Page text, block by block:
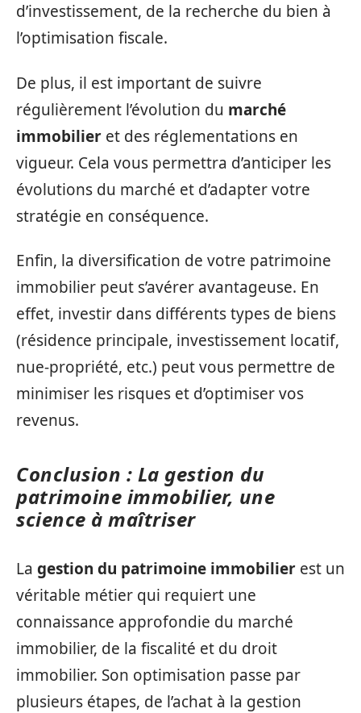
d’investissement, de la recherche du bien à
l’optimisation fiscale.
De plus, il est important de suivre
régulièrement l’évolution du marché
immobilier et des réglementations en
vigueur. Cela vous permettra d’anticiper les
évolutions du marché et d’adapter votre
stratégie en conséquence.
Enfin, la diversification de votre patrimoine
immobilier peut s’avérer avantageuse. En
effet, investir dans différents types de biens
(résidence principale, investissement locatif,
nue-propriété, etc.) peut vous permettre de
minimiser les risques et d’optimiser vos
revenus.
Conclusion : La gestion du
patrimoine immobilier, une
science à maîtriser
La gestion du patrimoine immobilier est un
véritable métier qui requiert une
connaissance approfondie du marché
immobilier, de la fiscalité et du droit
immobilier. Son optimisation passe par
plusieurs étapes, de l’achat à la gestion